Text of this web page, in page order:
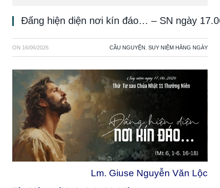
Đấng hiện diện nơi kín đáo… – SN ngày
ON 16/06/2026 CẦU NGUYỆN SUY NIỆM HẰNG NGÀY
Lm. Giuse Nguyễn Văn Lộc